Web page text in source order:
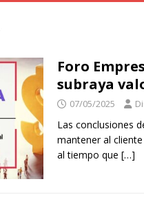
Foro
subraya
07/05/2025
Las conclusiones
mantener al
al tiempo que […]